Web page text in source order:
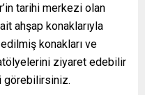
tarihi merkezi olan
ahşap konaklarıyla
konakları ve
ziyaret edebilir
görebilirsiniz.